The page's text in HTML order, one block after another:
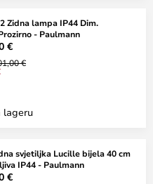
Zidna lampa IP44 Dim.
- Paulmann
€
€
lageru
svjetiljka Lucille bijela 40 cm
IP44 - Paulmann
€